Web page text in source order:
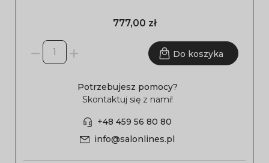
777,00 zł
Do koszyka
Potrzebujesz pomocy?
Skontaktuj się z nami!
+48 459 56 80 80
info@salonlines.pl